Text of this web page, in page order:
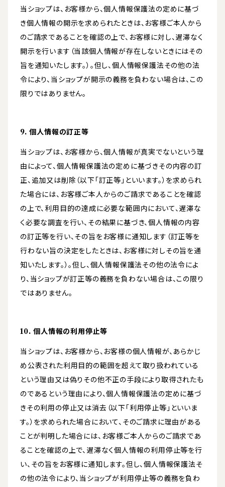
当ショップは、お客様から、個人情報保護法の定めに基づ
き個人情報の開示を求められたときは、お客様ご本人から
のご請求であることを確認の上で、お客様に対し、遅滞なく
開示を行います（当該個人情報が存在しないときにはその
旨を通知いたします。）。但し、個人情報保護法その他の法
令により、当ショップが開示の義務を負わない場合は、この
限りではありません。
9. 個人情報の訂正等
当ショップは、お客様から、個人情報が真実でないという理
由によって、個人情報保護法の定めに基づきその内容の訂
正、追加又は削除（以下「訂正等」といいます。）を求められ
た場合には、お客様ご本人からのご請求であることを確認
の上で、利用目的の達成に必要な範囲内において、遅滞な
く必要な調査を行い、その結果に基づき、個人情報の内容
の訂正等を行い、その旨をお客様に通知します（訂正等を
行わない旨の決定をしたときは、お客様に対しその旨を通
知いたします。）。但し、個人情報保護法その他の法令によ
り、当ショップが訂正等の義務を負わない場合は、この限り
ではありません。
10. 個人情報の利用停止等
当ショップは、お客様から、お客様の個人情報が、あらかじ
め公表された利用目的の範囲を超えて取り扱われている
という理由又は偽りその他不正の手段により取得されたも
のであるという理由により、個人情報保護法の定めに基づ
きその利用の停止又は消去（以下「利用停止等」といいま
す。）を求められた場合において、そのご請求に理由がある
ことが判明した場合には、お客様ご本人からのご請求であ
ることを確認の上で、遅滞なく個人情報の利用停止等を行
い、その旨をお客様に通知します。但し、個人情報保護法そ
の他の法令により、当ショップが利用停止等の義務を負わ